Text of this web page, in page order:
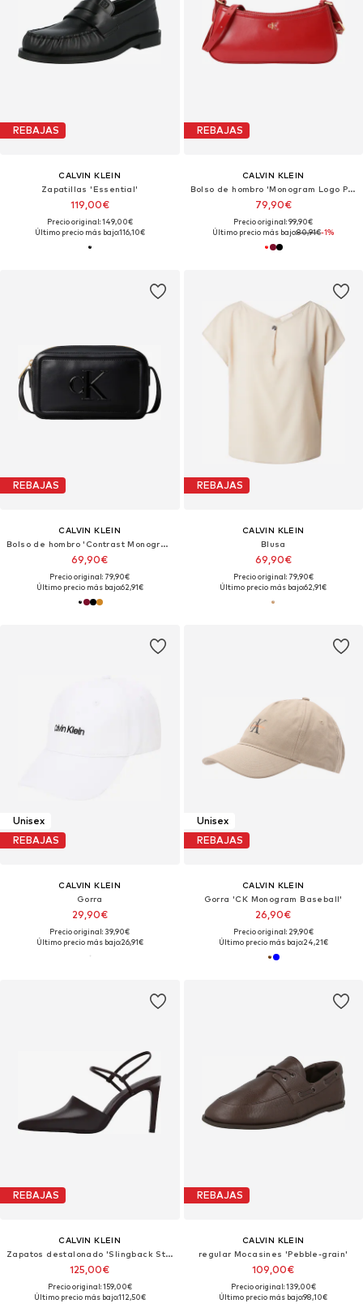
REBAJAS
CALVIN KLEIN
Zapatillas 'Essential'
119,00€
Precio original: 149,00€
Último precio más bajo:116,10€
REBAJAS
CALVIN KLEIN
Bolso de hombro 'Monogram Logo Plaque Shoulder'
79,90€
Precio original: 99,90€
Último precio más bajo:80,91€-1%
REBAJAS
CALVIN KLEIN
Bolso de hombro 'Contrast Monogram Camera'
69,90€
Precio original: 79,90€
Último precio más bajo:62,91€
REBAJAS
CALVIN KLEIN
Blusa
69,90€
Precio original: 79,90€
Último precio más bajo:62,91€
Unisex
REBAJAS
CALVIN KLEIN
Gorra
29,90€
Precio original: 39,90€
Último precio más bajo:26,91€
Unisex
REBAJAS
CALVIN KLEIN
Gorra 'CK Monogram Baseball'
26,90€
Precio original: 29,90€
Último precio más bajo:24,21€
REBAJAS
CALVIN KLEIN
Zapatos destalonado 'Slingback Stiletto'
125,00€
Precio original: 159,00€
Último precio más bajo:112,50€
REBAJAS
CALVIN KLEIN
regular Mocasines 'Pebble-grain'
109,00€
Precio original: 139,00€
Último precio más bajo:98,10€